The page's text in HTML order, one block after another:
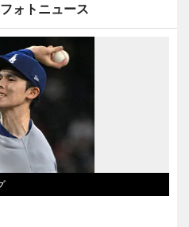
ォトニュース